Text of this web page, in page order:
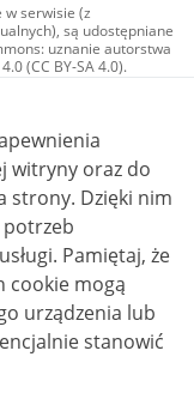
serwisie (z
są udostępniane
uznanie autorstwa
(CC BY-SA 4.0).
zdjęcia, materiały
na licencji typu
użycie
4.0 (CC BY-
inaczej.
witryny oraz do
nim
że
cookie mogą
urządzenia lub
stanowić